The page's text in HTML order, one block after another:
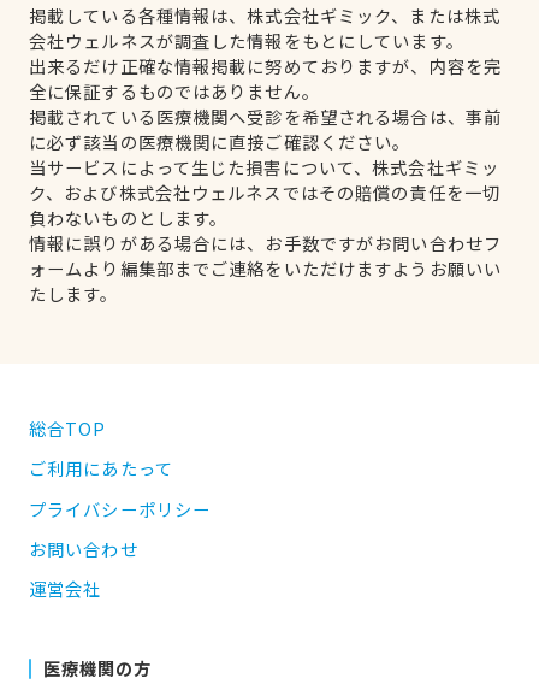
掲載している各種情報は、株式会社ギミック、または株式
会社ウェルネスが調査した情報をもとにしています。
出来るだけ正確な情報掲載に努めておりますが、内容を完
全に保証するものではありません。
掲載されている医療機関へ受診を希望される場合は、事前
に必ず該当の医療機関に直接ご確認ください。
当サービスによって生じた損害について、株式会社ギミッ
ク、および株式会社ウェルネスではその賠償の責任を一切
負わないものとします。
情報に誤りがある場合には、お手数ですがお問い合わせフ
ォームより編集部までご連絡をいただけますようお願いい
たします。
総合TOP
ご利用にあたって
プライバシーポリシー
お問い合わせ
運営会社
医療機関の方